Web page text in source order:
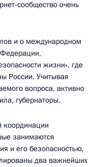
сообщество очень
и о международном
жизни», где
России. Учитывая
вопроса, активно
губернаторы.
координации
занимаются
и его безопасностью,
два важнейших